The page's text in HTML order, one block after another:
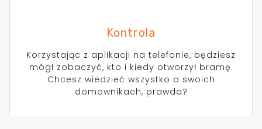
Kontrola
Korzystając z aplikacji na telefonie, będziesz
mógł zobaczyć, kto i kiedy otworzył bramę.
Chcesz wiedzieć wszystko o swoich
domownikach, prawda?